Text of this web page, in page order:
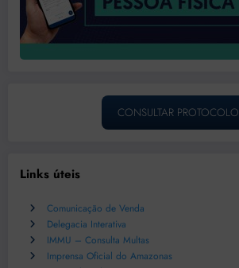
CONSULTAR PROTOCOLO
Links úteis
Comunicação de Venda
Delegacia Interativa
IMMU – Consulta Multas
Imprensa Oficial do Amazonas